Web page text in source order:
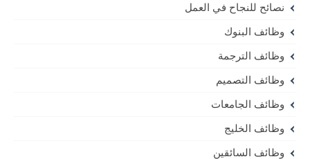
نصائح للنجاح في العمل
وظائف البنوك
وظائف الترجمة
وظائف التصميم
وظائف الجامعات
وظائف الخليج
وظائف السائقين